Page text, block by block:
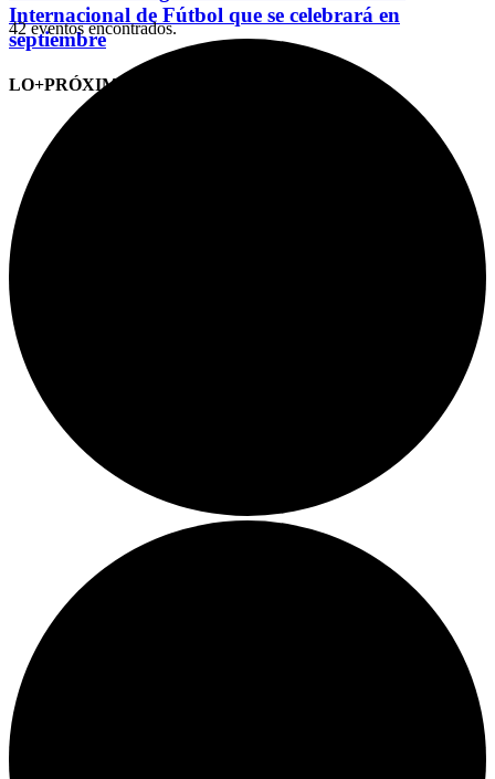
Internacional de Fútbol que se celebrará en
septiembre
LO+PRÓXIMO (CITAS)
42 eventos encontrados.